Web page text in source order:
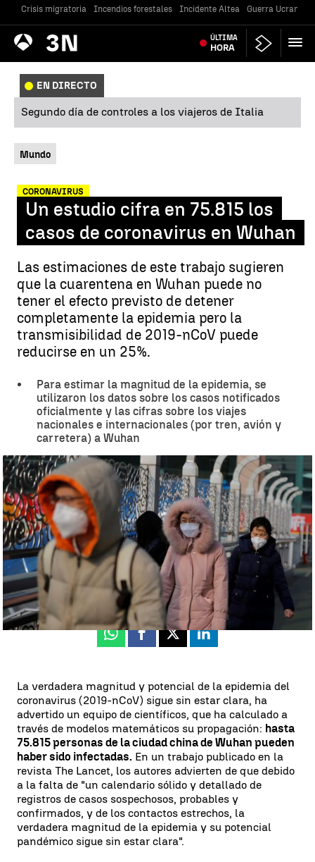
Crisis migratoria Incendios forestales Incidente Altea Guerra Ucrania
Antena
3 Noticias ÚLTIMA
HORA
EN DIRECTO
Segundo día de controles a los viajeros de Italia
Mundo
CORONAVIRUS
Un estudio cifra en 75.815 los
casos de coronavirus en Wuhan
Las estimaciones de este trabajo sugieren
que la cuarentena en Wuhan puede no
tener el efecto previsto de detener
completamente la epidemia pero la
transmisibilidad de 2019-nCoV puede
reducirse en un 25%.
Para estimar la magnitud de la epidemia, se
utilizaron los datos sobre los casos notificados
oficialmente y las cifras sobre los viajes
nacionales e internacionales (por tren, avión y
carretera) a Wuhan
Un estudio cifra en 75.815 los casos de coronavirus en Wuhan |
Antena 3 Noticias
Antena 3 Noticias
Actualizado: 31 de enero de 2020, 21:29
Publicado: 31 de enero de 2020, 19:42
Whatsapp
Facebook
X Linkedin
La verdadera magnitud y potencial de la epidemia del
coronavirus (2019-nCoV) sigue sin estar clara, ha
advertido un equipo de científicos, que ha calculado a
través de modelos matemáticos su propagación: hasta
75.815 personas de la ciudad china de Wuhan pueden
haber sido infectadas. En un trabajo publicado en la
revista The Lancet, los autores advierten de que debido
a la falta de "un calendario sólido y detallado de
registros de casos sospechosos, probables y
confirmados, y de los contactos estrechos, la
verdadera magnitud de la epidemia y su potencial
pandémico sigue sin estar clara".